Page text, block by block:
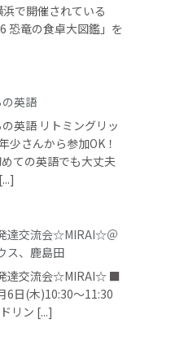
で開催されている
恐竜の食卓大図鑑」を
英語
英語 リトミングリッ
少さんから参加OK！
ての英語でも大丈夫
達交流会☆MIRAI☆＠
ス、鹿島田
達交流会☆MIRAI☆ ■
6日(木)10:30～11:30
リン [...]